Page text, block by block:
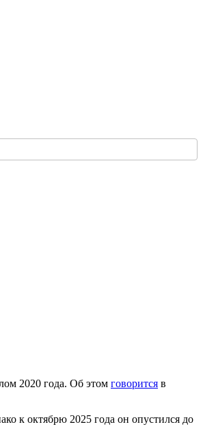
2020 года. Об этом говорится в
к октябрю 2025 года он опустился до